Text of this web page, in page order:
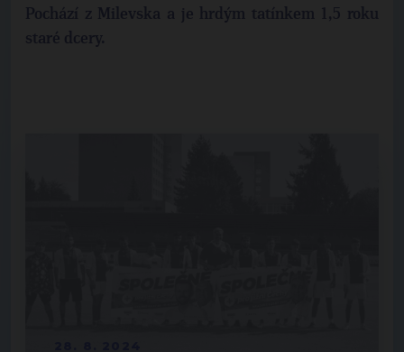
Pochází z Milevska a je hrdým tatínkem 1,5 roku
staré dcery.